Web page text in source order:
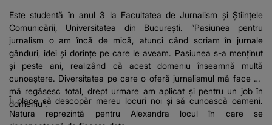
Este studentă în anul 3 la Facultatea de Jurnalism și Științele
Comunicării, Universitatea din București. ”Pasiunea pentru
jurnalism o am încă de mică, atunci când scriam în jurnale
gânduri, idei și dorințe pe care le aveam. Pasiunea s-a menținut
și peste ani, realizând că acest domeniu înseamnă multă
cunoaștere. Diversitatea pe care o oferă jurnalismul mă face să
mă regăsesc total, drept urmare am aplicat și pentru un job în
domeniu”.
Îi place să descopăr mereu locuri noi și să cunoască oameni.
Natura reprezintă pentru Alexandra locul în care se